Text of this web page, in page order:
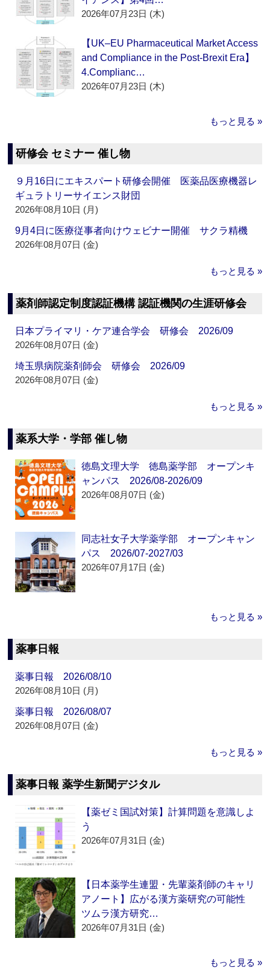
2026年07月23日 (木)
【UK–EU Pharmaceutical Market Access
and Compliance in the Post-Brexit Era】
4.Complianc…
2026年07月23日 (木)
もっと見る »
研修会 セミナー 催し物
９月16日にエキスパート研修会開催 医薬品医療機器レ
ギュラトリーサイエンス財団
2026年08月10日 (月)
9月4日に医療従事者向けウェビナー開催 サクラ精機
2026年08月07日 (金)
もっと見る »
薬剤師認定制度認証機構 認証機関の生涯研修会
日本プライマリ・ケア連合学会 研修会 2026/09
2026年08月07日 (金)
埼玉県病院薬剤師会 研修会 2026/09
2026年08月07日 (金)
もっと見る »
薬系大学・学部 催し物
徳島文理大学 徳島薬学部 オープンキ
ャンパス 2026/08-2026/09
2026年08月07日 (金)
同志社女子大学薬学部 オープンキャン
パス 2026/07-2027/03
2026年07月17日 (金)
もっと見る »
薬事日報
薬事日報 2026/08/10
2026年08月10日 (月)
薬事日報 2026/08/07
2026年08月07日 (金)
もっと見る »
薬事日報 薬学生新聞デジタル
【薬ゼミ国試対策】計算問題を意識しよ
う
2026年07月31日 (金)
【日本薬学生連盟・先輩薬剤師のキャリ
アノート】広がる漢方薬研究の可能性
ツムラ漢方研究…
2026年07月31日 (金)
もっと見る »